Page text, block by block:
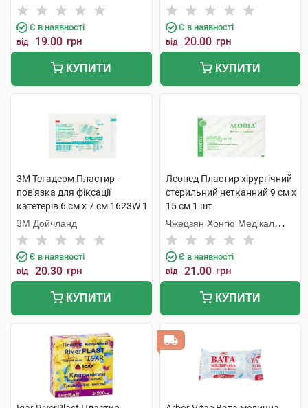
Є в наявності
від 19.00 грн
КУПИТИ
Є в наявності
від 20.00 грн
КУПИТИ
3M Тегадерм Пластир-
пов'язка для фіксації
катетерів 6 см х 7 см 1623W 1
шт
3М Дойчланд
Є в наявності
від 20.30 грн
КУПИТИ
Леопед Пластир хірургічний
стерильний нетканний 9 см х
15 см 1 шт
Чжецзян Хонгю Медікал
Коммодіті
Є в наявності
від 21.00 грн
КУПИТИ